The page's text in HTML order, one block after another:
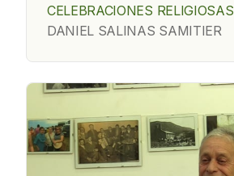
CELEBRACIONES RELIGIOSAS
DANIEL SALINAS SAMITIER